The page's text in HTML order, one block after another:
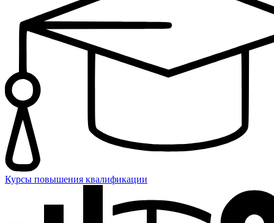
Курсы повышения квалификации